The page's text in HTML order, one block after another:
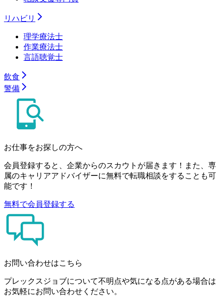
リハビリ
理学療法士
作業療法士
言語聴覚士
飲食
警備
お仕事をお探しの方へ
会員登録すると、企業からのスカウトが届きます！また、専
属のキャリアアドバイザーに無料で転職相談をすることも可
能です！
無料で会員登録する
お問い合わせはこちら
プレックスジョブについて不明点や気になる点がある場合は
お気軽にお問い合わせください。